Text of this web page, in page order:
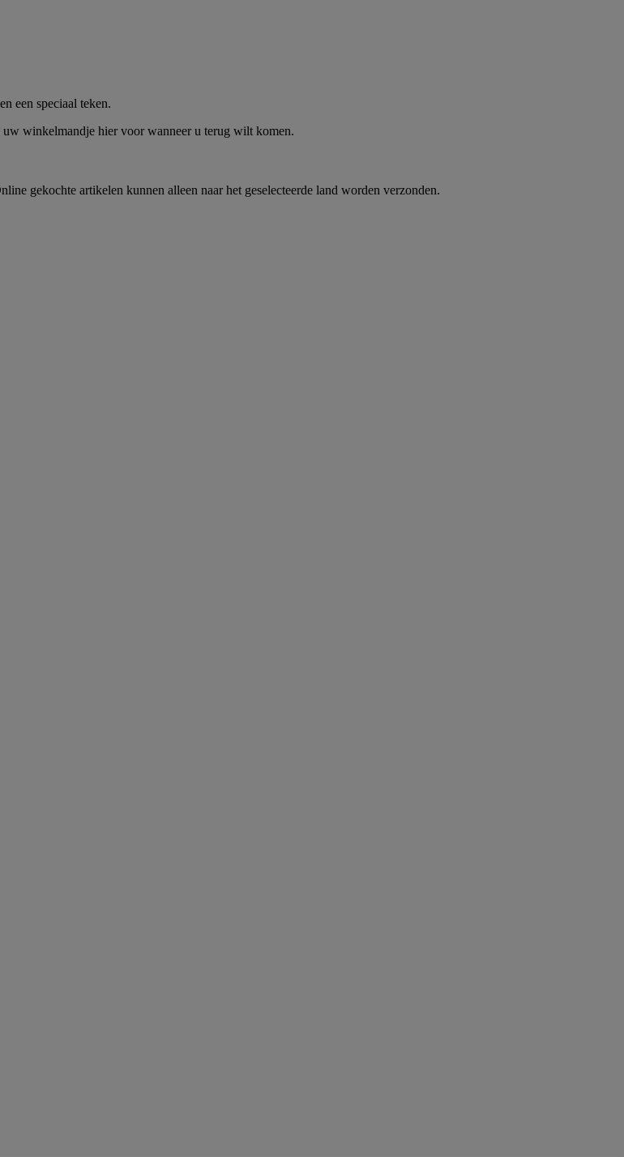
een speciaal teken.
winkelmandje hier voor wanneer u terug wilt komen.
gekochte artikelen kunnen alleen naar het geselecteerde land worden verzonden.